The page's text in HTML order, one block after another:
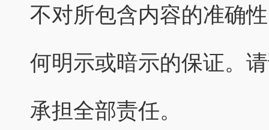
不对所包含内容的准确
何明示或暗示的保证。
承担全部责任。